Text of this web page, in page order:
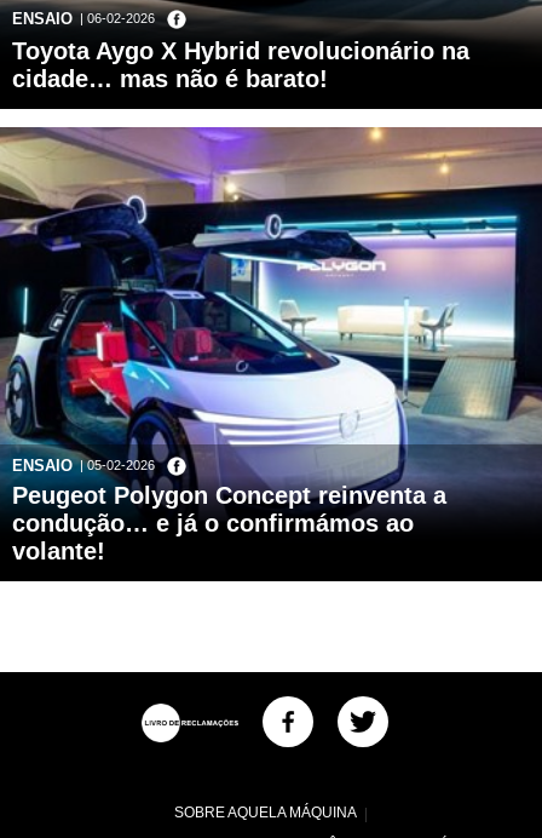
ENSAIO | 06-02-2026
Toyota Aygo X Hybrid revolucionário na
cidade… mas não é barato!
ENSAIO | 05-02-2026
Peugeot Polygon Concept reinventa a
condução… e já o confirmámos ao
volante!
SOBRE AQUELA MÁQUINA